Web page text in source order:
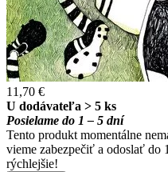
11,70 €
U dodávateľa > 5 ks
Posielame do 1 – 5 dní
Tento produkt momentálne
vieme zabezpečiť a odoslať do
rýchlejšie!